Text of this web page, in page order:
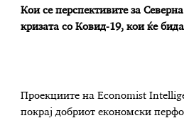
Кои се перспективите за
кризата со Ковид-19, кои ќе
Проекциите на Economist
покрај добриот економски